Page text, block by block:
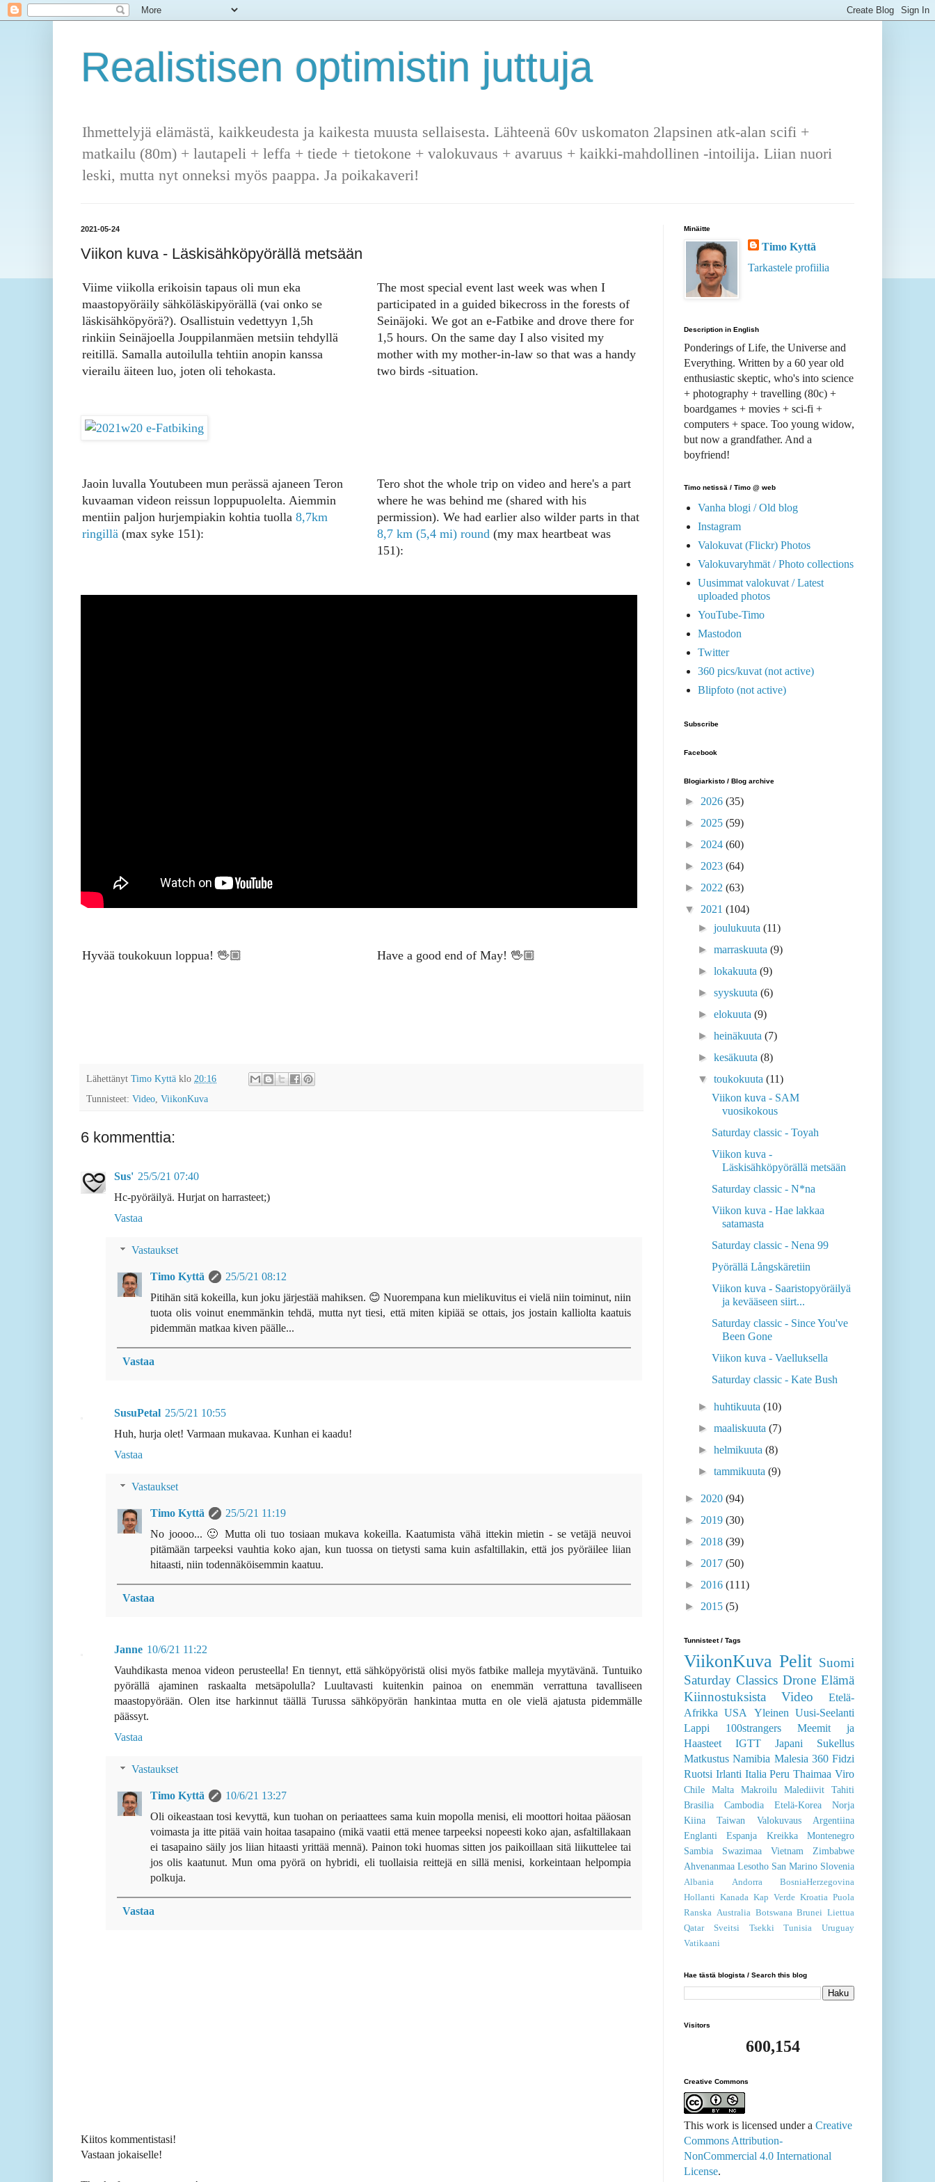
Realistisen optimistin juttuja
Ihmettelyjä elämästä, kaikkeudesta ja kaikesta muusta sellaisesta. Lähteenä 60v uskomaton 2lapsinen atk-alan scifi +
matkailu (80m) + lautapeli + leffa + tiede + tietokone + valokuvaus + avaruus + kaikki-mahdollinen -intoilija. Liian nuori
leski, mutta nyt onneksi myös paappa. Ja poikakaveri!
2021-05-24
Viikon kuva - Läskisähköpyörällä metsään
Viime viikolla erikoisin tapaus oli mun eka
maastopyöräily sähköläskipyörällä (vai onko se
läskisähköpyörä?). Osallistuin vedettyyn 1,5h
rinkiin Seinäjoella Jouppilanmäen metsiin tehdyllä
reitillä. Samalla autoilulla tehtiin anopin kanssa
vierailu äiteen luo, joten oli tehokasta.
The most special event last week was when I
participated in a guided bikecross in the forests of
Seinäjoki. We got an e-Fatbike and drove there for
1,5 hours. On the same day I also visited my
mother with my mother-in-law so that was a handy
two birds -situation.
Jaoin luvalla Youtubeen mun perässä ajaneen Teron
kuvaaman videon reissun loppupuolelta. Aiemmin
mentiin paljon hurjempiakin kohtia tuolla 8,7km
ringillä (max syke 151):
Tero shot the whole trip on video and here's a part
where he was behind me (shared with his
permission). We had earlier also wilder parts in that
8,7 km (5,4 mi) round(my max heartbeat was
151):
Hyvää toukokuun loppua! 🖖🏼 Have a good end of May! 🖖🏼
Lähettänyt Timo Kyttä klo 20:16
Tunnisteet: Video, ViikonKuva
6 kommenttia:
Sus' 25/5/21 07:40
Hc-pyöräilyä. Hurjat on harrasteet;)
Vastaa
Vastaukset
Timo Kyttä
25/5/21 08:12
Pitihän sitä kokeilla, kun joku järjestää mahiksen. 😊 Nuorempana kun mielikuvitus ei vielä niin toiminut, niin
tuota olis voinut enemmänkin tehdä, mutta nyt tiesi, että miten kipiää se ottais, jos jostain kalliolta kaatuis
pidemmän matkaa kiven päälle...
Vastaa
SusuPetal 25/5/21 10:55
Huh, hurja olet! Varmaan mukavaa. Kunhan ei kaadu!
Vastaa
Vastaukset
Timo Kyttä
25/5/21 11:19
No joooo... 🙂 Mutta oli tuo tosiaan mukava kokeilla. Kaatumista vähä ittekin mietin - se vetäjä neuvoi
pitämään tarpeeksi vauhtia koko ajan, kun tuossa on tietysti sama kuin asfaltillakin, että jos pyöräilee liian
hitaasti, niin todennäköisemmin kaatuu.
Vastaa
Janne 10/6/21 11:22
Vauhdikasta menoa videon perusteella! En tiennyt, että sähköpyöristä olisi myös fatbike malleja myytävänä. Tuntuiko
pyörällä ajaminen raskaalta metsäpolulla? Luultavasti kuitenkin painoa on enemmän verrattuna tavalliseen
maastopyörään. Olen itse harkinnut täällä Turussa sähköpyörän hankintaa mutta en ole vielä ajatusta pidemmälle
päässyt.
Vastaa
Vastaukset
Timo Kyttä
10/6/21 13:27
Oli oikeastaan tosi kevyttä, kun tuohan on periaattees sama kuin mopolla menisi, eli moottori hoitaa pääosan
voimasta ja itte pitää vain hoitaa tasapaino (mikä vaatii että menee tarpeeksi nopeesti koko ajan, asfaltillakaan
ei tasapaino säily jos liian hitaasti yrittää mennä). Painon toki huomas sitten jos paikoillaan sitä liikuttelee tai
jos olis kaatunut. Mun oma pyörä on hybridi, eli tuollaisia reittejä en sillä menisi, korkeintaan helpompia
polkuja.
Vastaa
Kiitos kommentistasi!
Vastaan jokaiselle!
Minäitte
Timo Kyttä
Tarkastele profiilia
Description in English
Ponderings of Life, the Universe and
Everything. Written by a 60 year old
enthusiastic skeptic, who's into science
+ photography + travelling (80c) +
boardgames + movies + sci-fi +
computers + space. Too young widow,
but now a grandfather. And a
boyfriend!
Timo netissä / Timo @ web
Vanha blogi / Old blog
Instagram
Valokuvat (Flickr) Photos
Valokuvaryhmät / Photo collections
Uusimmat valokuvat / Latest
uploaded photos
YouTube-Timo
Mastodon
Twitter
360 pics/kuvat (not active)
Blipfoto (not active)
Subscribe
Facebook
Blogiarkisto / Blog archive
► 2026 (35)
► 2025 (59)
► 2024 (60)
► 2023 (64)
► 2022 (63)
▼2021(104)
►joulukuuta(11)
►marraskuuta(9)
►lokakuuta (9)
►syyskuuta(6)
►elokuuta(9)
►heinäkuuta(7)
►kesäkuuta(8)
▼toukokuuta (11)
vuosikokous
Saturday classic - Toyah
Läskisähköpyörällä metsään
Saturday classic - N*na
satamasta
Saturday classic - Nena 99
Pyörällä Långskäretiin
Viikon kuva - Saaristopyöräilyä
ja kevääseen siirt...
Been Gone
Viikon kuva - Vaelluksella
Saturday classic - Kate Bush
►huhtikuuta(10)
►maaliskuuta(7)
►helmikuuta (8)
►tammikuuta
► 2020 (94)
► 2019 (30)
► 2018 (39)
► 2017 (50)
► 2016 (111)
Tunnisteet / Tags
ViikonKuva Pelit
Suomi
Saturday Classics
Drone
Elämä
Kiinnostuksista
Video
Etelä-
Afrikka
USA Yleinen
Uusi-Seelanti
Lappi
100strangers
Meemit ja
Haasteet
IGTT Japani
Sukellus
Matkustus Namibia Malesia 360
Fidzi
Ruotsi Irlanti Italia Peru Thaimaa Viro
Chile Malta Makroilu Malediivit
Tahiti
Brasilia
Cambodia Etelä-Korea
Norja
Kiina
Taiwan Valokuvaus
Argentiina
Englanti
Espanja Kreikka
Montenegro
Sambia
Swazimaa Vietnam
Zimbabwe
Ahvenanmaa Lesotho San Marino Slovenia
Ranska
Liettua
Creative Commons
This work is licensed under a
Commons Attribution-
NonCommercial 4.0 International